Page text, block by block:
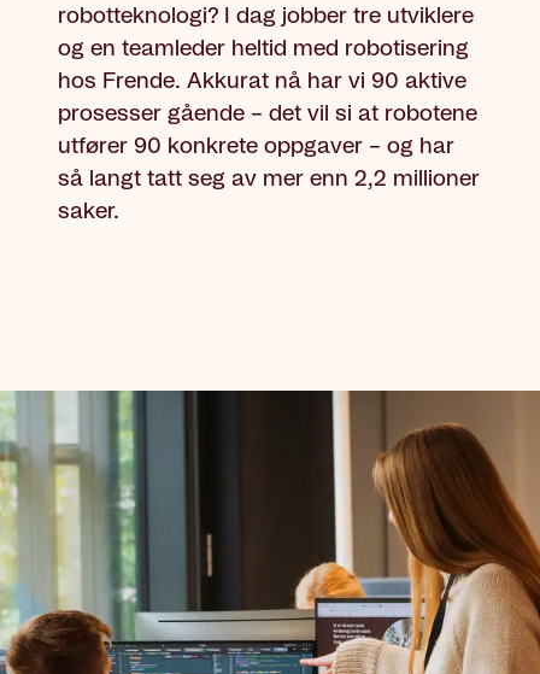
robotteknologi? I dag jobber tre utviklere
og en teamleder heltid med robotisering
hos Frende. Akkurat nå har vi 90 aktive
prosesser gående – det vil si at robotene
utfører 90 konkrete oppgaver – og har
så langt tatt seg av mer enn 2,2 millioner
saker.